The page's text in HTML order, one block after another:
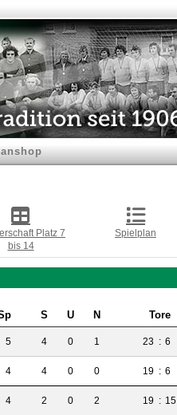
Platz 7
bis 14
Spielplan
S U N Tore
5 4 0 1 23 : 6
4 4 0 0 19 : 6
4 2 0 2 19 : 15